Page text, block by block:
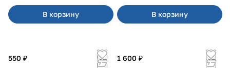
В корзину В корзину
550 ₽
1 600 ₽